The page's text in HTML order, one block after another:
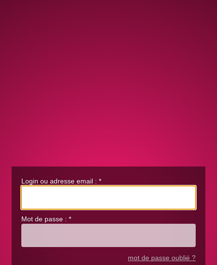
Login ou adresse email : *
Mot de passe : *
mot de passe oublié ?